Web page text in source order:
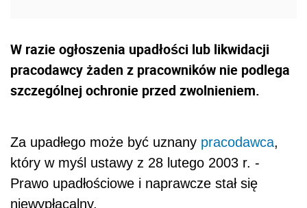
W razie ogłoszenia upadłości lub likwidacji
pracodawcy żaden z pracowników nie podlega
szczególnej ochronie przed zwolnieniem.
Za upadłego może być uznany pracodawca,
który w myśl ustawy z 28 lutego 2003 r. -
Prawo upadłościowe i naprawcze stał się
niewypłacalny.